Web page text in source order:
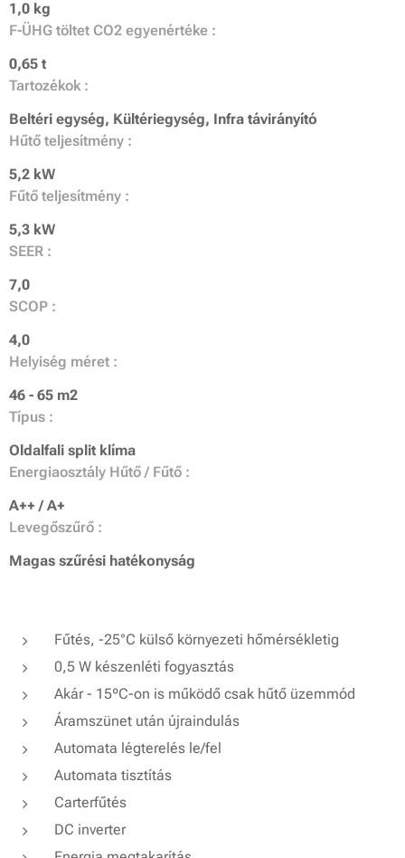
1,0 kg
F-ÜHG töltet CO2 egyenértéke :
0,65 t
Tartozékok :
Beltéri egység, Kültériegység, Infra távirányító
Hűtő teljesítmény :
5,2 kW
Fűtő teljesítmény :
5,3 kW
SEER :
7,0
SCOP :
4,0
Helyiség méret :
46 - 65 m2
Típus :
Oldalfali split klíma
Energiaosztály Hűtő / Fűtő :
A++ / A+
Levegőszűrő :
Magas szűrési hatékonyság
Fűtés, -25°C külső környezeti hőmérsékletig
0,5 W készenléti fogyasztás
Akár - 15ºC-on is működő csak hűtő üzemmód
Áramszünet után újraindulás
Automata légterelés le/fel
Automata tisztítás
Carterfűtés
DC inverter